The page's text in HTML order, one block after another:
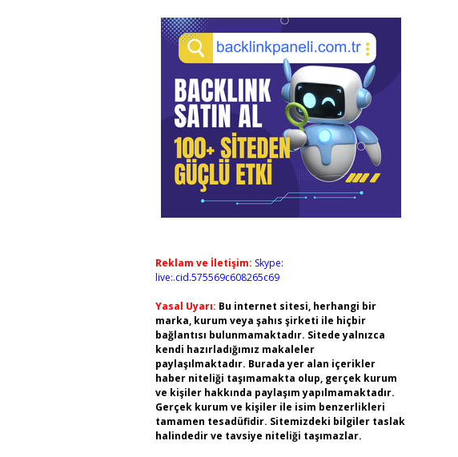
Reklam ve İletişim: Skype:
live:.cid.575569c608265c69
Yasal Uyarı: Bu internet sitesi, herhangi bir
marka, kurum veya şahıs şirketi ile hiçbir
bağlantısı bulunmamaktadır. Sitede yalnızca
kendi hazırladığımız makaleler
paylaşılmaktadır. Burada yer alan içerikler
haber niteliği taşımamakta olup, gerçek kurum
ve kişiler hakkında paylaşım yapılmamaktadır.
Gerçek kurum ve kişiler ile isim benzerlikleri
tamamen tesadüfidir. Sitemizdeki bilgiler taslak
halindedir ve tavsiye niteliği taşımazlar.